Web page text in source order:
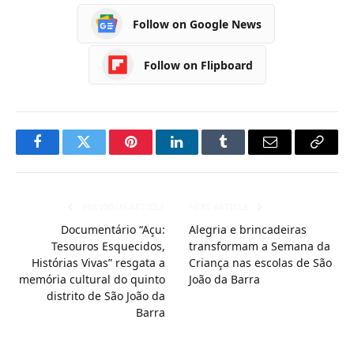
Follow on Google News
Follow on Flipboard
FacebookTwitter PinterestLinkedInTumblr Email
Copy
Documentário “Açu:
Tesouros Esquecidos,
Histórias Vivas” resgata a
memória cultural do quinto
distrito de São João da
Barra
Alegria e brincadeiras
transformam a Semana da
Criança nas escolas de São
João da Barra